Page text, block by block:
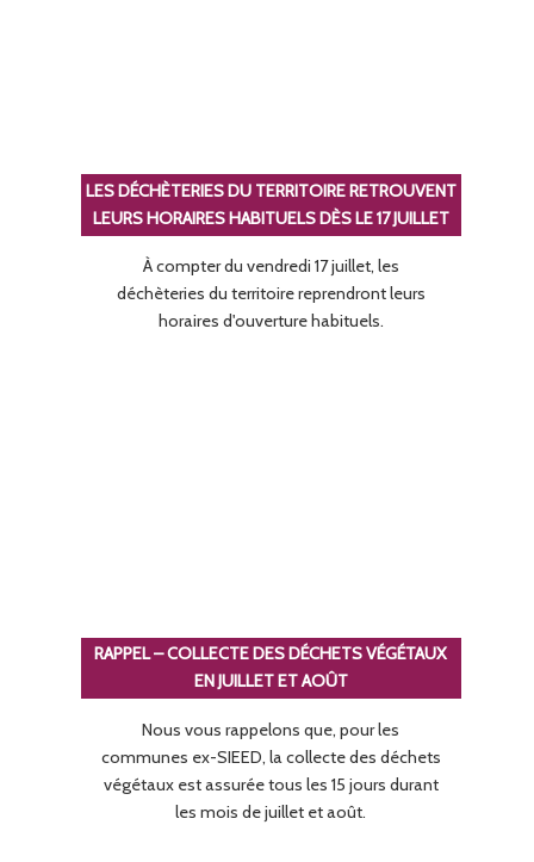
LES DÉCHÈTERIES DU TERRITOIRE RETROUVENT
LEURS HORAIRES HABITUELS DÈS LE 17 JUILLET
À compter du vendredi 17 juillet, les
déchèteries du territoire reprendront leurs
horaires d'ouverture habituels.
RAPPEL – COLLECTE DES DÉCHETS VÉGÉTAUX
EN JUILLET ET AOÛT
Nous vous rappelons que, pour les
communes ex-SIEED, la collecte des déchets
végétaux est assurée tous les 15 jours durant
les mois de juillet et août.